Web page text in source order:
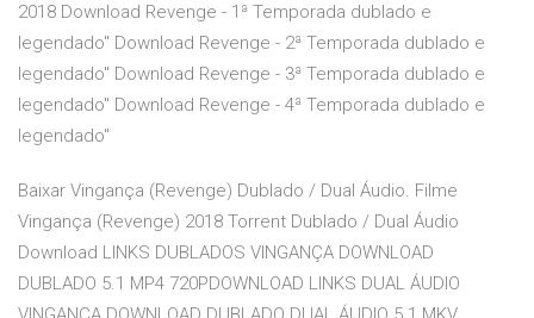
2018 Download Revenge - 1ª Temporada dublado e
legendado" Download Revenge - 2ª Temporada dublado e
legendado" Download Revenge - 3ª Temporada dublado e
legendado" Download Revenge - 4ª Temporada dublado e
legendado"
Baixar Vingança (Revenge) Dublado / Dual Áudio. Filme
Vingança (Revenge) 2018 Torrent Dublado / Dual Áudio
Download LINKS DUBLADOS VINGANÇA DOWNLOAD
DUBLADO 5.1 MP4 720PDOWNLOAD LINKS DUAL ÁUDIO